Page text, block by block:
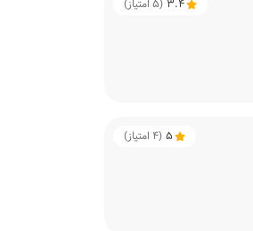
3.4
(
5 امتیاز)
5
(
4 امتیاز)